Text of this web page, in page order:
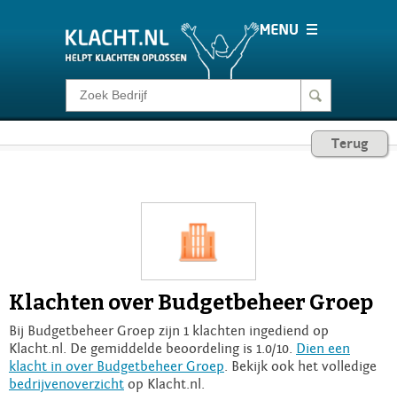
Klacht melden
Login
Terug
Klachten over Budgetbeheer Groep
Bij Budgetbeheer Groep zijn 1 klachten ingediend op
Klacht.nl. De gemiddelde beoordeling is 1.0/10. Dien een
klacht in over Budgetbeheer Groep . Bekijk ook het volledige
bedrijvenoverzicht op Klacht.nl.